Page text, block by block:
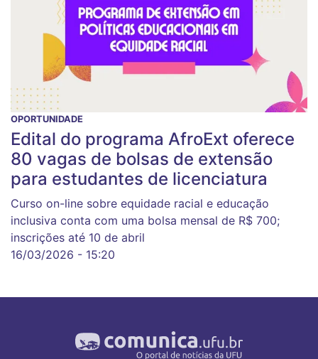
OPORTUNIDADE
Edital do programa AfroExt oferece
80 vagas de bolsas de extensão
para estudantes de licenciatura
Curso on-line sobre equidade racial e educação
inclusiva conta com uma bolsa mensal de R$ 700;
inscrições até 10 de abril
16/03/2026 - 15:20